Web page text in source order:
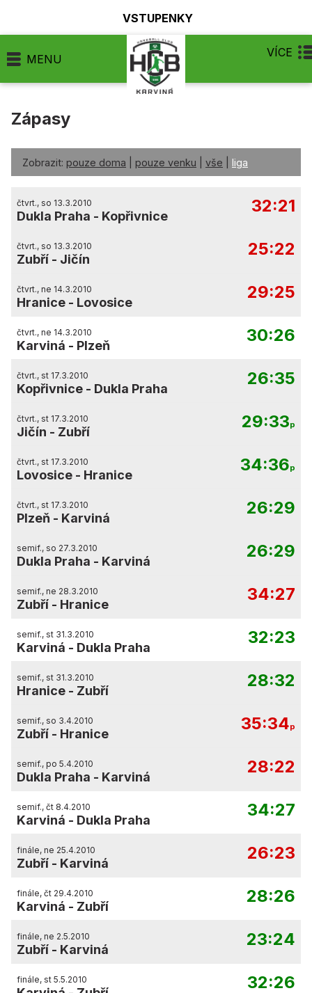
VSTUPENKY
MENU VÍCE
Zápasy
Zobrazit: pouze doma pouze venku vše liga
čtvrt., so 13.3.2010
Dukla Praha - Kopřivnice
32:21
čtvrt., so 13.3.2010
Zubří - Jičín
25:22
čtvrt., ne 14.3.2010
Hranice - Lovosice
29:25
čtvrt., ne 14.3.2010
Karviná - Plzeň
30:26
čtvrt., st 17.3.2010
Kopřivnice - Dukla Praha
26:35
čtvrt., st 17.3.2010
Jičín - Zubří
29:33p
čtvrt., st 17.3.2010
Lovosice - Hranice
34:36p
čtvrt., st 17.3.2010
Plzeň - Karviná
26:29
semif., so 27.3.2010
Dukla Praha - Karviná
26:29
semif., ne 28.3.2010
Zubří - Hranice
34:27
semif., st 31.3.2010
Karviná - Dukla Praha
32:23
semif., st 31.3.2010
Hranice - Zubří
28:32
semif., so 3.4.2010
Zubří - Hranice
35:34p
semif., po 5.4.2010
Dukla Praha - Karviná
28:22
semif., čt 8.4.2010
Karviná - Dukla Praha
34:27
finále, ne 25.4.2010
Zubří - Karviná
26:23
finále, čt 29.4.2010
Karviná - Zubří
28:26
finále, ne 2.5.2010
Zubří - Karviná
23:24
finále, st 5.5.2010 32:26